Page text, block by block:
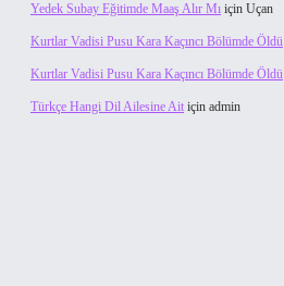
Yedek Subay Eğitimde Maaş Alır Mı için Uçan
Kurtlar Vadisi Pusu Kara Kaçıncı Bölümde Öldü
Kurtlar Vadisi Pusu Kara Kaçıncı Bölümde Öldü
Türkçe Hangi Dil Ailesine Ait için admin